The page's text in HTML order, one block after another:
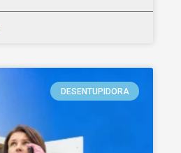
DESENTUPIDORA